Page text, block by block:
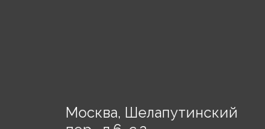
Москва, Шелапутинский